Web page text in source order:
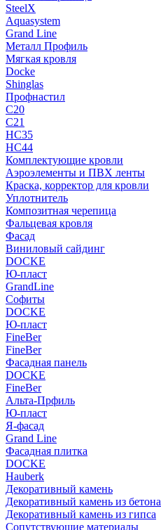
SteelX
Aquasystem
Grand Line
Металл Профиль
Мягкая кровля
Docke
Shinglas
Профнастил
C20
C21
НС35
НС44
Комплектующие кровли
Аэроэлементы и ПВХ ленты
Краска, корректор для кровли
Уплотнитель
Композитная черепица
Фальцевая кровля
Фасад
Виниловый сайдинг
DOCKE
Ю-пласт
GrandLine
Софиты
DOCKE
Ю-пласт
FineBer
FineBer
Фасадная панель
DOCKE
FineBer
Альта-Прфиль
Ю-пласт
Я-фасад
Grand Line
Фасадная плитка
DOCKE
Hauberk
Декоративный камень
Декоративный камень из бетона
Декоративный камень из гипса
Сопутствующие материалы